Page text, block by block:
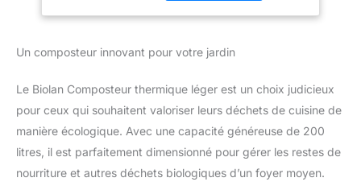
biologiques des toilettes
thermique dispose d'un
corps isolé
thermiquement et d'un
très facile grâce à
l'ouverture prévue à cet
Un composteur innovant pour votre jardin
Le Biolan Composteur thermique léger est un choix judicieux
pour ceux qui souhaitent valoriser leurs déchets de cuisine de
manière écologique. Avec une capacité généreuse de 200
litres, il est parfaitement dimensionné pour gérer les restes de
nourriture et autres déchets biologiques d’un foyer moyen.